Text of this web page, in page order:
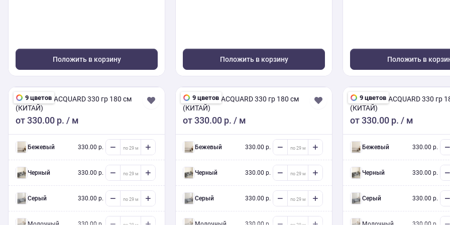
Положить в корзину Положить в корзину Положить в
9 цветов
CHENILLE JACQUARD 330 гр 180 см
(КИТАЙ)
от330.00 р. / м
Бежевый 330.00 р.
Черный 330.00 р.
Серый 330.00 р.
9 цветов
CHENILLE JACQUARD 330 гр 180 см
(КИТАЙ)
от330.00 р. / м
Бежевый 330.00 р.
Черный 330.00 р.
Серый 330.00 р.
9 цветов
CHENILLE JACQUARD 330 гр
(КИТАЙ)
от330.00 р. / м
Бежевый 330.00 р.
Черный 330.00 р.
Серый 330.00 р.